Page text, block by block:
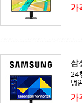
가
삼
24
명
가